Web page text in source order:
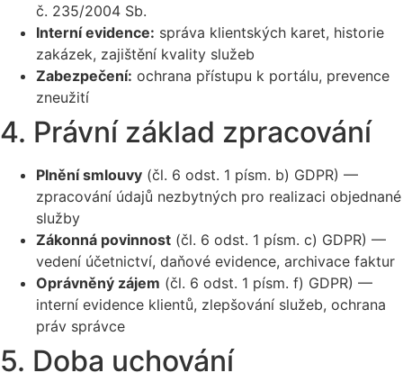
č. 235/2004 Sb.
Interní evidence: správa klientských karet, historie
zakázek, zajištění kvality služeb
Zabezpečení: ochrana přístupu k portálu, prevence
zneužití
4. Právní základ zpracování
Plnění smlouvy (čl. 6 odst. 1 písm. b) GDPR) —
zpracování údajů nezbytných pro realizaci objednané
služby
Zákonná povinnost (čl. 6 odst. 1 písm. c) GDPR) —
vedení účetnictví, daňové evidence, archivace faktur
Oprávněný zájem (čl. 6 odst. 1 písm. f) GDPR) —
interní evidence klientů, zlepšování služeb, ochrana
práv správce
5. Doba uchování